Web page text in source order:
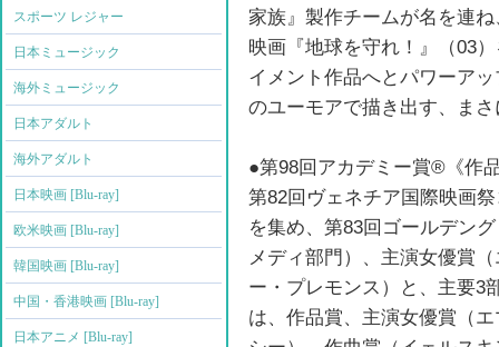
スポーツ レジャー
日本ミュージック
海外ミュージック
日本アダルト
海外アダルト
日本映画 [Blu-ray]
欧米映画 [Blu-ray]
韓国映画 [Blu-ray]
中国・香港映画 [Blu-ray]
日本アニメ [Blu-ray]
家族』製作チームが名を連
映画『地球を守れ！』（03
イメント作品へとパワーア
のユーモアで描き出す、ま
●第98回アカデミー賞®《作
第82回ヴェネチア国際映画
を集め、第83回ゴールデン
メディ部門）、主演女優賞
ー・プレモンス）と、主要3
は、作品賞、主演女優賞（